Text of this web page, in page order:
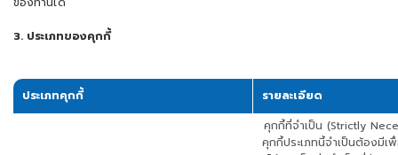
3. ประเภทของคุกกี้
ประเภทคุกกี้ รายละเอียด
คุกกี้ที่จำเป็น (Strictly
คุกกี้ประเภทนี้จำเป็นต้องมีเ